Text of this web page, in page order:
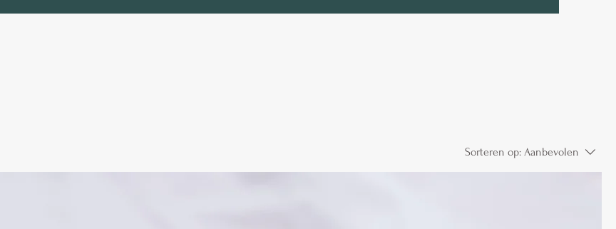
Sorteren op: Aanbevolen